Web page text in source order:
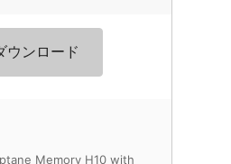
ウンロード
Memory H10 with